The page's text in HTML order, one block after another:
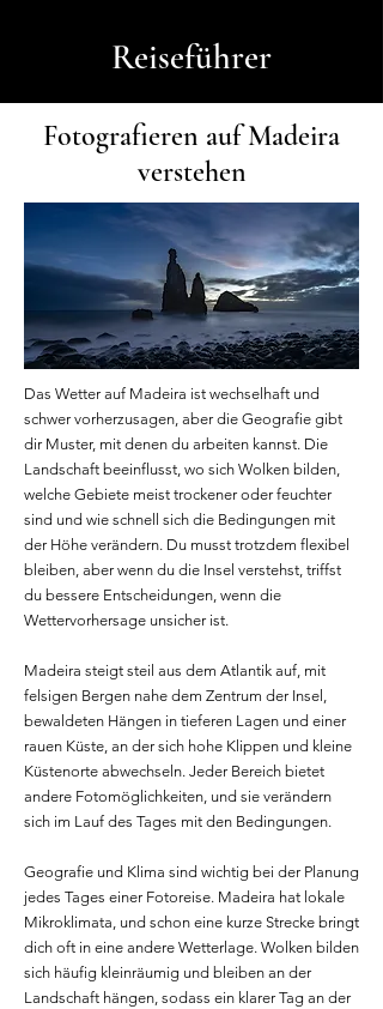
Reiseführer
Fotografieren auf Madeira
verstehen
Das Wetter auf Madeira ist wechselhaft und
schwer vorherzusagen, aber die Geografie gibt
dir Muster, mit denen du arbeiten kannst. Die
Landschaft beeinflusst, wo sich Wolken bilden,
welche Gebiete meist trockener oder feuchter
sind und wie schnell sich die Bedingungen mit
der Höhe verändern. Du musst trotzdem flexibel
bleiben, aber wenn du die Insel verstehst, triffst
du bessere Entscheidungen, wenn die
Wettervorhersage unsicher ist.
Madeira steigt steil aus dem Atlantik auf, mit
felsigen Bergen nahe dem Zentrum der Insel,
bewaldeten Hängen in tieferen Lagen und einer
rauen Küste, an der sich hohe Klippen und kleine
Küstenorte abwechseln. Jeder Bereich bietet
andere Fotomöglichkeiten, und sie verändern
sich im Lauf des Tages mit den Bedingungen.
Geografie und Klima sind wichtig bei der Planung
jedes Tages einer Fotoreise. Madeira hat lokale
Mikroklimata, und schon eine kurze Strecke bringt
dich oft in eine andere Wetterlage. Wolken bilden
sich häufig kleinräumig und bleiben an der
Landschaft hängen, sodass ein klarer Tag an der